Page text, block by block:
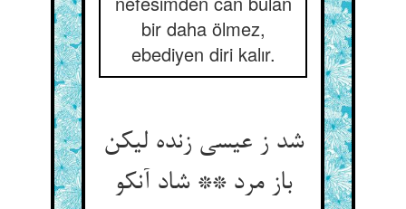
bir daha ölmez,
ebediyen diri kalır.
شد ز عیسی زنده لیکن
باز مرد ** شاد آنکو